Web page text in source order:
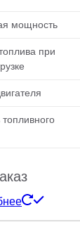
мощность
при
топливного